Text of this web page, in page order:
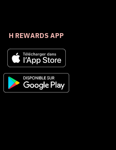
H REWARDS APP